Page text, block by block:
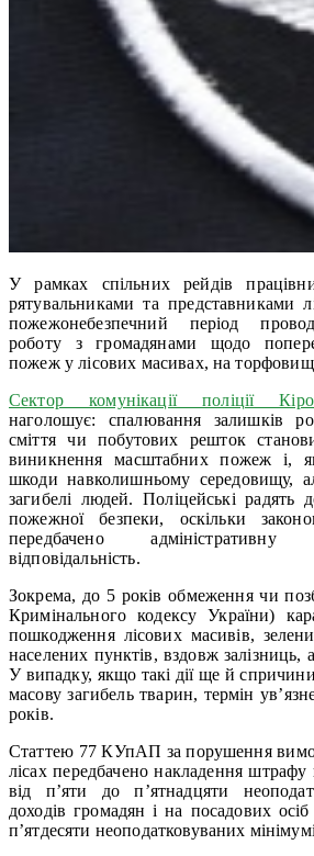
У рамках спільних рейдів
рятувальниками та представниками
пожежонебезпечний період
роботу з громадянами щодо
пожеж у лісових масивах, на
Сектор комунікації поліції
наголошує: спалювання залишків
сміття чи побутових решток
виникнення масштабних пожеж і,
шкоди навколишньому середовищу,
загибелі людей. Поліцейські радять
пожежної безпеки, оскільки
передбачено
відповідальність.
Зокрема, до 5 років обмеження чи
Кримінального кодексу України)
пошкодження лісових масивів,
населених пунктів, вздовж залізниць,
У випадку, якщо такі дії ще й
масову загибель тварин, термін
років.
Статтею 77 КУпАП за порушення
лісах передбачено накладення штрафу
від п’яти до п’ятнадцяти
доходів громадян і на посадових
п’ятдесяти неоподатковуваних